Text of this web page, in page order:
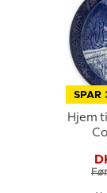
SPAR
Hjem